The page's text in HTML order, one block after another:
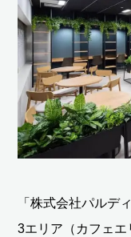
「株式会社パルデ
3エリア（カフェエ